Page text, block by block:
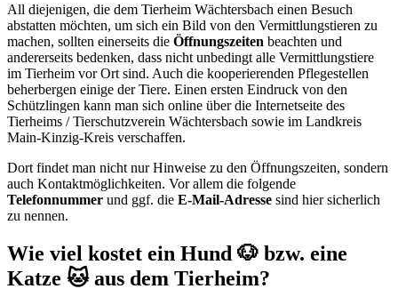
All diejenigen, die dem Tierheim Wächtersbach einen Besuch
abstatten möchten, um sich ein Bild von den Vermittlungstieren zu
machen, sollten einerseits die Öffnungszeiten beachten und
andererseits bedenken, dass nicht unbedingt alle Vermittlungstiere
im Tierheim vor Ort sind. Auch die kooperierenden Pflegestellen
beherbergen einige der Tiere. Einen ersten Eindruck von den
Schützlingen kann man sich online über die Internetseite des
Tierheims / Tierschutzverein Wächtersbach sowie im Landkreis
Main-Kinzig-Kreis verschaffen.
Dort findet man nicht nur Hinweise zu den Öffnungszeiten, sondern
auch Kontaktmöglichkeiten. Vor allem die folgende
Telefonnummer und ggf. die E-Mail-Adresse sind hier sicherlich
zu nennen.
Wie viel kostet ein Hund 🐶 bzw. eine
Katze 🐱 aus dem Tierheim?